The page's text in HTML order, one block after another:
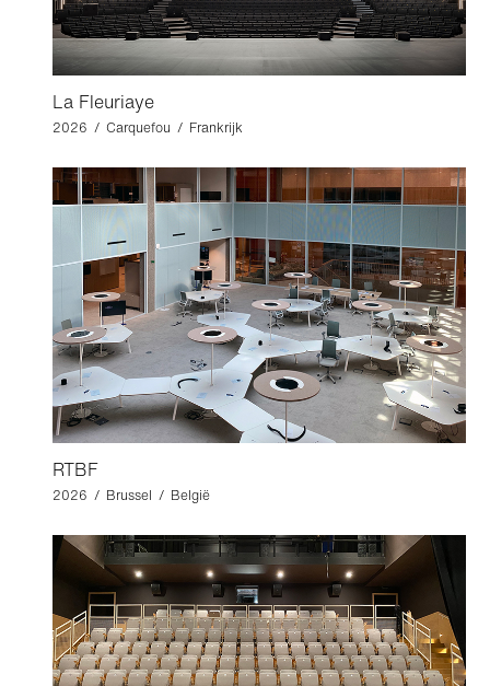
La Fleuriaye
2026 / Carquefou / Frankrijk
RTBF
2026 / Brussel / België